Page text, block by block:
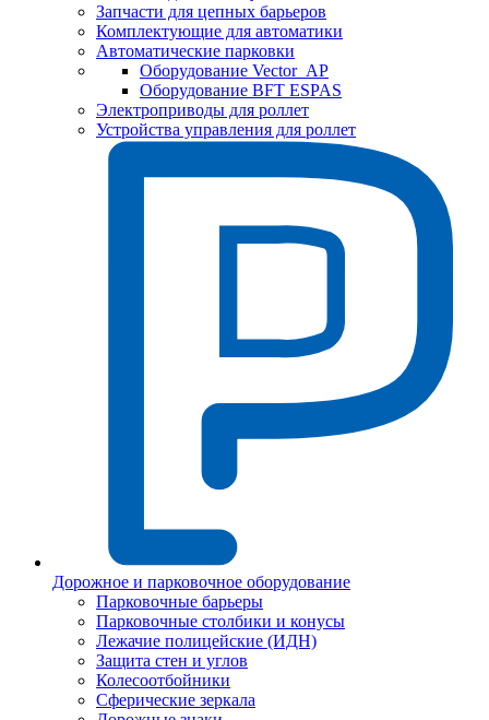
Запчасти для цепных барьеров
Комплектующие для автоматики
Автоматические парковки
Оборудование Vector_AP
Оборудование BFT ESPAS
Электроприводы для роллет
Устройства управления для роллет
Дорожное и парковочное оборудование
Парковочные барьеры
Парковочные столбики и конусы
Лежачие полицейские (ИДН)
Защита стен и углов
Колесоотбойники
Сферические зеркала